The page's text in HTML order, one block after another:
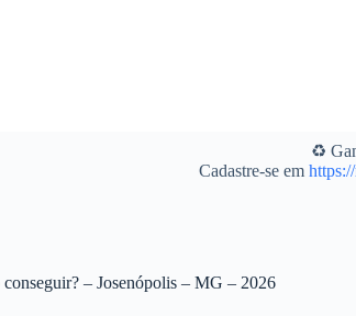
♻️
Cadastre-se em
– Josenópolis – MG – 2026